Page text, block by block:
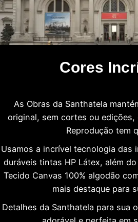
Cores
As Obras da Santhatela
original, sem cortes ou edições,
Reprodução tem
Usamos a incrível tecnologia das
duráveis tintas HP Látex, além
Tecido Canvas 100% algodão
mais destaque para
Detalhes da Santhatela para sua